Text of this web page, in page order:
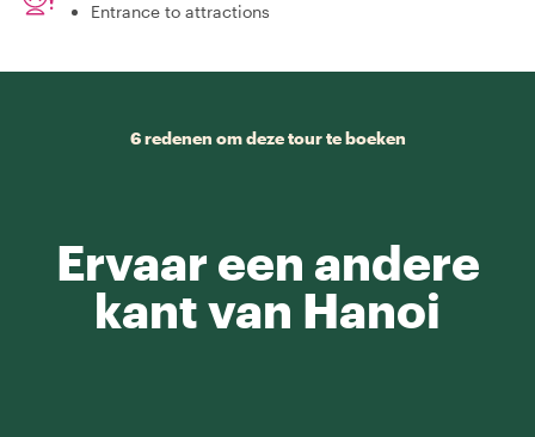
Entrance to attractions
6 redenen om deze tour te boeken
Ervaar een andere
kant van Hanoi